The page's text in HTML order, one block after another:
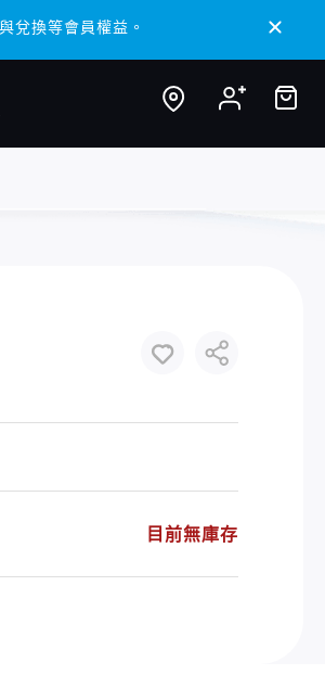
兌換等會員權益。
兌換等會員權益。
目前無庫存